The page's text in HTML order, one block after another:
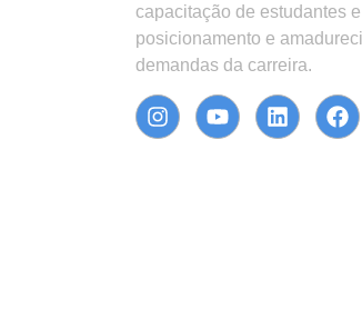
capacitação de estudantes
posicionamento e
demandas da carreira.